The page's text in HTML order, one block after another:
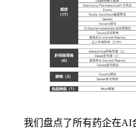
我们盘点了所有药企在AI